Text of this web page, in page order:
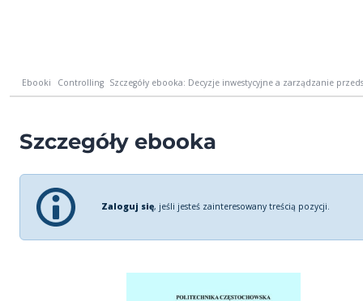
Ebooki Controlling Szczegóły ebooka: Decyzje inwestycyjne a zarządzanie
Szczegóły ebooka
Zaloguj się, jeśli jesteś zainteresowany treścią pozycji.